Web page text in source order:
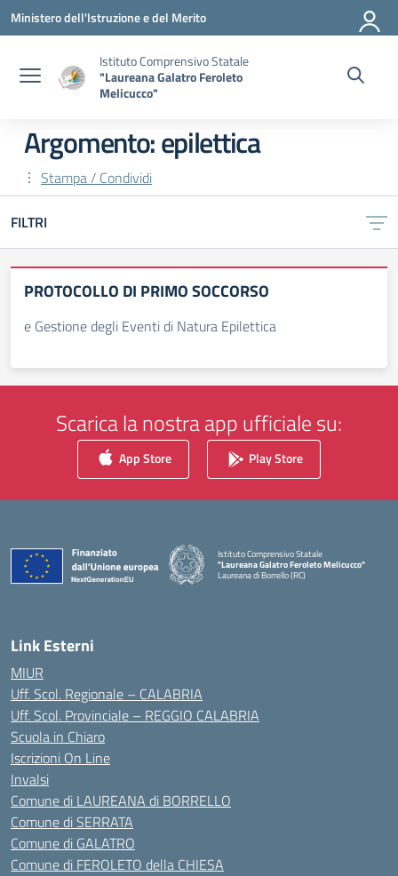
Vai ai contenuti
Vai al menu di navigazione
Vai al footer
Ministero dell'Istruzione e del Merito
Istituto Comprensivo Statale
"Laureana Galatro Feroleto
Melicucco"
Argomento: epilettica
Stampa / Condividi
FILTRI
PROTOCOLLO DI PRIMO SOCCORSO
e Gestione degli Eventi di Natura Epilettica
Scarica la nostra app ufficiale su:
App Store Play Store
Istituto Comprensivo Statale
"Laureana Galatro Feroleto Melicucco"
Laureana di Borrello (RC)
Link Esterni
MIUR
Uff. Scol. Regionale – CALABRIA
Uff. Scol. Provinciale – REGGIO CALABRIA
Scuola in Chiaro
Iscrizioni On Line
Invalsi
Comune di LAUREANA di BORRELLO
Comune di SERRATA
Comune di GALATRO
Comune di FEROLETO della CHIESA